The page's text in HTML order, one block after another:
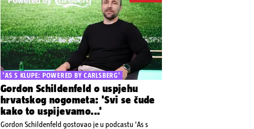
'AS S KLUPE: POWERED BY CARLSBERG'
Gordon Schildenfeld o uspjehu
hrvatskog nogometa: 'Svi se čude
kako to uspijevamo...'
Gordon Schildenfeld gostovao je u podcastu 'As s